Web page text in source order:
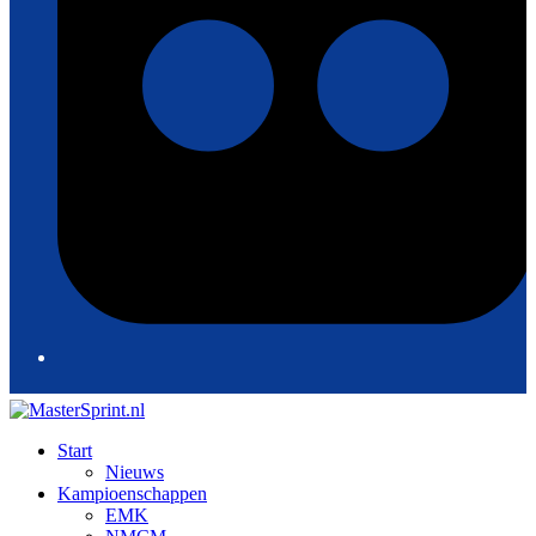
Start
Nieuws
Kampioenschappen
EMK